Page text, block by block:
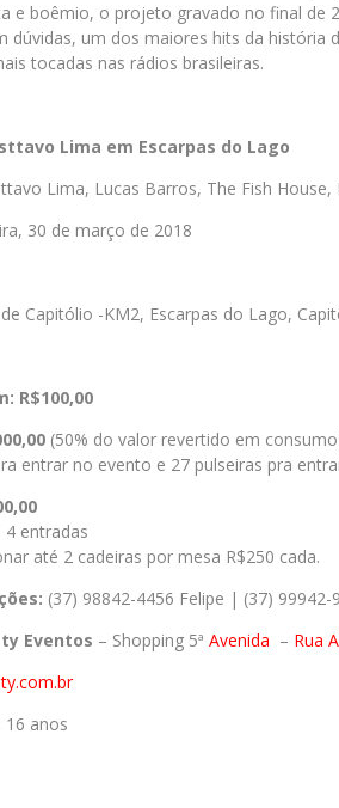
e boêmio, o projeto gravado no final de
dúvidas, um dos maiores hits da história
tocadas nas rádios brasileiras.
Lima em Escarpas do Lago
Lima, Lucas Barros, The Fish House,
30 de março de 2018
Capitólio -KM2, Escarpas do Lago,
R$100,00
(50% do valor revertido em
entrar no evento e 27 pulseiras pra
4 entradas
até 2 cadeiras por mesa R$250 cada.
(37) 98842-4456 Felipe | (37) 99942-
Eventos – Shopping 5ª Avenida – Rua
16 anos